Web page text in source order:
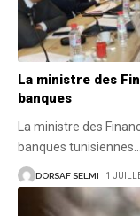
La ministre des
banques
La ministre des
banques tunisiennes…
DORSAF SELMI 1